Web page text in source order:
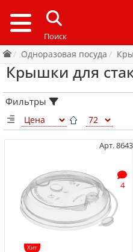
Одноразовая посуда
Крышки для
Фильтры
Арт. 8643
4
Хит